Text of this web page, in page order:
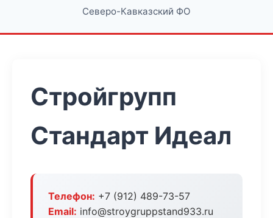
Северо-Кавказский ФО
Стройгрупп
Стандарт Идеал
Телефон: +7 (912) 489-73-57
Email: info@stroygruppstand933.ru